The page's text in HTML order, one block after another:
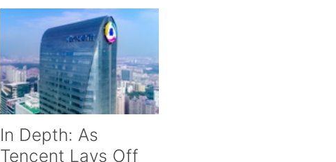
In Depth: As
Tencent Lays Off